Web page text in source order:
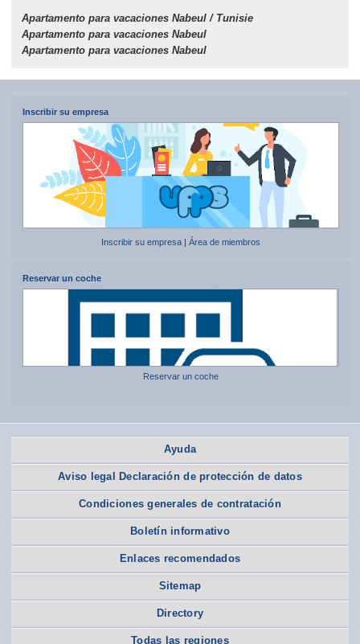
Apartamento para vacaciones Nabeul / Tunisie
Apartamento para vacaciones Nabeul
Apartamento para vacaciones Nabeul
Inscribir su empresa
Inscribir su empresa| Área de miembros
Reservar un coche
Reservar un coche
Ayuda
Aviso legal Declaración de protección de datos
Condiciones generales de contratación
Boletín informativo
Enlaces recomendados
Sitemap
Directory
Todas las regiones